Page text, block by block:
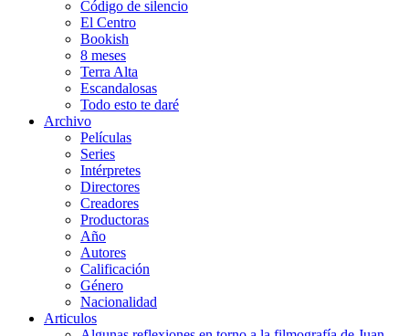
Código de silencio
El Centro
Bookish
8 meses
Terra Alta
Escandalosas
Todo esto te daré
Archivo
Películas
Series
Intérpretes
Directores
Creadores
Productoras
Año
Autores
Calificación
Género
Nacionalidad
Articulos